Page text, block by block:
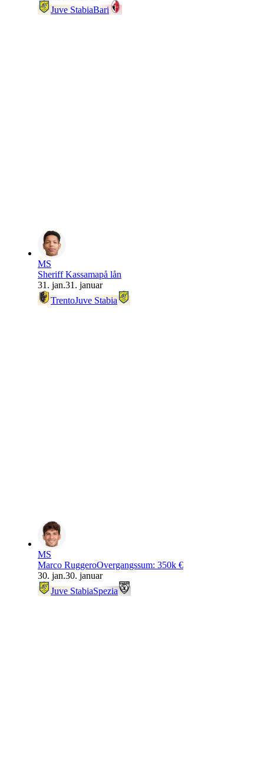
Juve StabiaBari
MS
Sheriff Kassamapå lån
31. jan.31. januar
TrentoJuve Stabia
MS
Marco RuggeroOvergangssum: 350k €
30. jan.30. januar
Juve StabiaSpezia